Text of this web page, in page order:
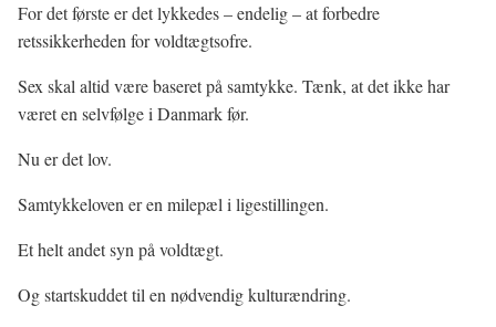
For det første er det lykkedes – endelig – at forbedre
retssikkerheden for voldtægtsofre.
Sex skal altid være baseret på samtykke. Tænk, at det ikke har
været en selvfølge i Danmark før.
Nu er det lov.
Samtykkeloven er en milepæl i ligestillingen.
Et helt andet syn på voldtægt.
Og startskuddet til en nødvendig kulturændring.